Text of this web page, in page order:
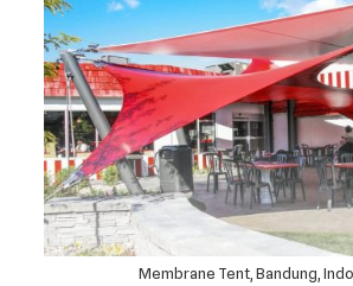
Membrane Tent, Bandung,